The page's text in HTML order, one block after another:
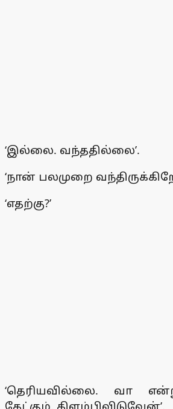
‘இல்லை. வந்ததில்லை’.
‘நான் பலமுறை
‘எதற்கு?’
‘தெரியவில்லை. வா